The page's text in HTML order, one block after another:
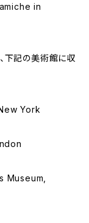
in
下記の美術館に収
York
Museum,